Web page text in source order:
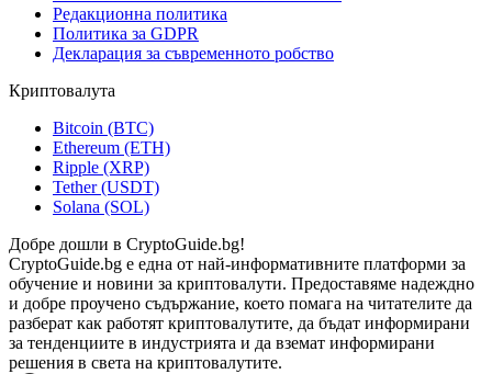
Редакционна политика
Политика за GDPR
Декларация за съвременното робство
Криптовалута
Bitcoin (BTC)
Ethereum (ETH)
Ripple (XRP)
Tether (USDT)
Solana (SOL)
Добре дошли в CryptoGuide.bg!
CryptoGuide.bg е една от най-информативните платформи за
обучение и новини за криптовалути. Предоставяме надеждно
и добре проучено съдържание, което помага на читателите да
разберат как работят криптовалутите, да бъдат информирани
за тенденциите в индустрията и да вземат информирани
решения в света на криптовалутите.